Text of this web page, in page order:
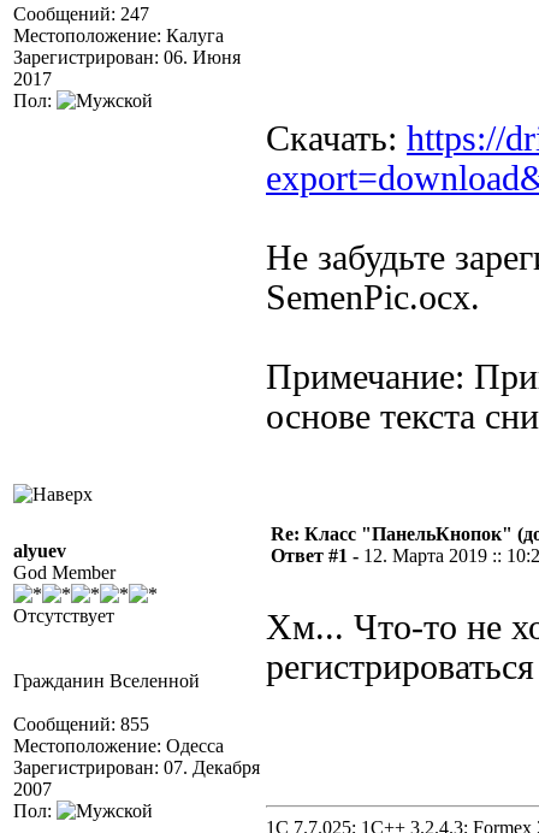
Сообщений: 247
Местоположение: Калуга
Зарегистрирован: 06. Июня
2017
Пол:
Скачать: https://
Не забудьте
SemenPic.ocx.
Примечание:
основе текста
alyuev
God Member
Отсутствует
Гражданин Вселенной
Сообщений: 855
Местоположение: Одесса
Зарегистрирован: 07. Декабря
2007
Пол:
Re: Класс "ПанельКнопок"
Ответ #1 - 12. Марта 2019 ::
Хм... Что-то не
1C 7.7.025; 1C++ 3.2.4.3; Formex